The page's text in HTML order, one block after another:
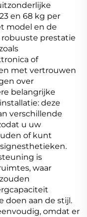
en 68 kg per
model en de
robuuste prestatie
of
met vertrouwen
over
belangrijke
deze
verschillende
u uw
of kunt
is
waar
doen aan de stijl.
omdat er